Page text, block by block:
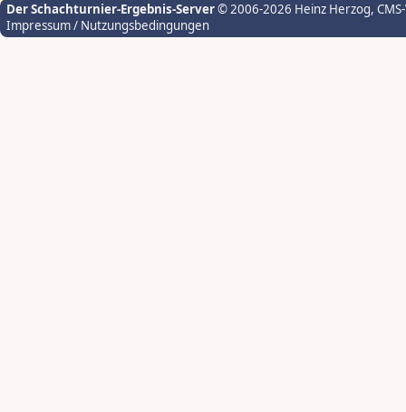
Der Schachturnier-Ergebnis-Server© 2006-2026 Heinz Herzog,
Impressum / Nutzungsbedingungen